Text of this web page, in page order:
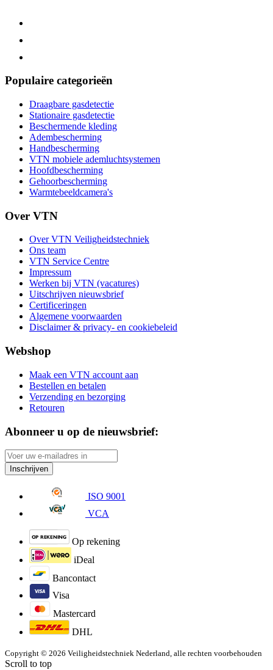
Populaire categorieën
Draagbare gasdetectie
Stationaire gasdetectie
Beschermende kleding
Adembescherming
Handbescherming
VTN mobiele ademluchtsystemen
Hoofdbescherming
Gehoorbescherming
Warmtebeeldcamera's
Over VTN
Over VTN Veiligheidstechniek
Ons team
VTN Service Centre
Impressum
Werken bij VTN (vacatures)
Uitschrijven nieuwsbrief
Certificeringen
Algemene voorwaarden
Disclaimer & privacy- en cookiebeleid
Webshop
Maak een VTN account aan
Bestellen en betalen
Verzending en bezorging
Retouren
Abonneer u op de nieuwsbrief:
Inschrijven
ISO 9001
VCA
Op rekening
iDeal
Bancontact
Visa
Mastercard
DHL
Copyright © 2026 Veiligheidstechniek Nederland, alle rechten voorbehouden
Scroll to top